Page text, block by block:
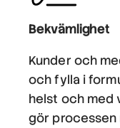
Bekvämlighet
Kunder och
och fylla i
helst och med
gör